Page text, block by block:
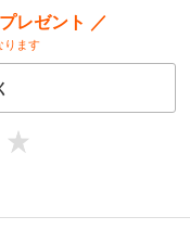
レゼント ／
ります